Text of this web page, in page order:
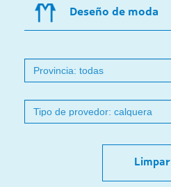
Deseño de moda
Limpar